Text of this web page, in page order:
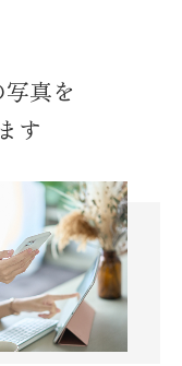
真を
す